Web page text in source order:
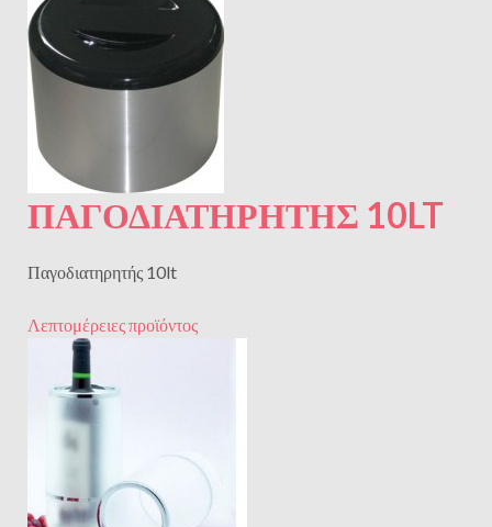
ΠΑΓΟΔΙΑΤΗΡΗΤΗΣ 10LT
Παγοδιατηρητής 10lt
Λεπτομέρειες προϊόντος